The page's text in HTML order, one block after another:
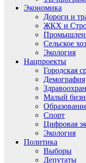
Экономика
Дороги и
ЖКХ и
Сельское
Экология
Нацпроекты
Городская
Демография
Малый
Спорт
Цифровая
Экология
Политика
Выборы
Депутаты